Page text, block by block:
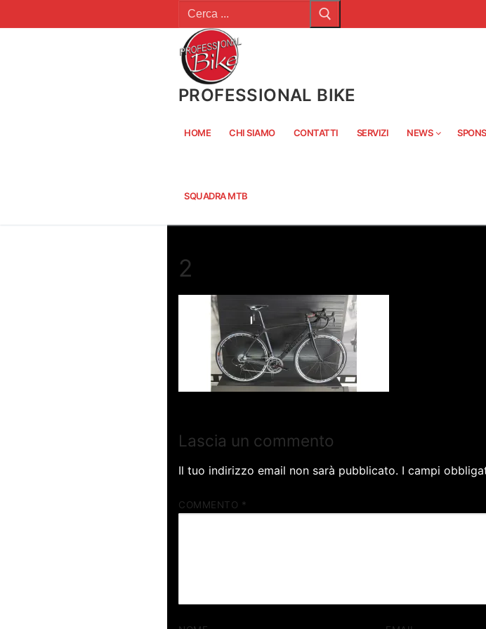
al
PROFESSIONAL BIKE
HOME CHI SIAMO CONTATTI SERVIZI NEWS
SQUADRA MTB
2
Lascia un commento
Il tuo indirizzo email non sarà pubblicato. I campi
COMMENTO *